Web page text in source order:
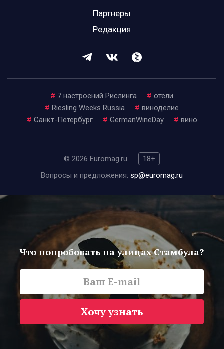
Партнеры
Редакция
# 7 настроений Рислинга # отели
# Riesling Weeks Russia # виноделие
# Санкт-Петербург # GermanWineDay # вино
© 2026 Euromag.ru
18+
Вопросы и предложения: sp@euromag.ru
Что попробовать на улицах Стамбула?
Хочу узнать